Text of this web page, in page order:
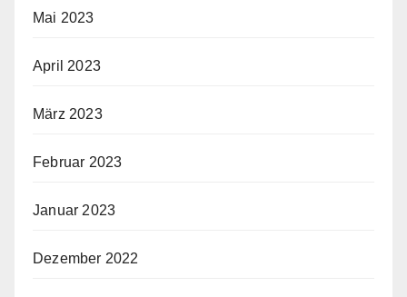
Mai 2023
April 2023
März 2023
Februar 2023
Januar 2023
Dezember 2022